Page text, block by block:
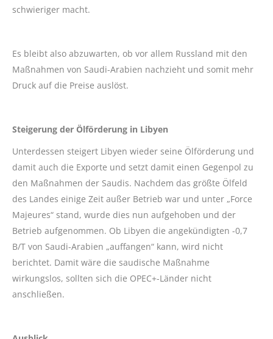
schwieriger macht.
Es bleibt also abzuwarten, ob vor allem Russland mit den
Maßnahmen von Saudi-Arabien nachzieht und somit mehr
Druck auf die Preise auslöst.
Steigerung der Ölförderung in Libyen
Unterdessen steigert Libyen wieder seine Ölförderung und
damit auch die Exporte und setzt damit einen Gegenpol zu
den Maßnahmen der Saudis. Nachdem das größte Ölfeld
des Landes einige Zeit außer Betrieb war und unter „Force
Majeures“ stand, wurde dies nun aufgehoben und der
Betrieb aufgenommen. Ob Libyen die angekündigten -0,7
B/T von Saudi-Arabien „auffangen“ kann, wird nicht
berichtet. Damit wäre die saudische Maßnahme
wirkungslos, sollten sich die OPEC+-Länder nicht
anschließen.